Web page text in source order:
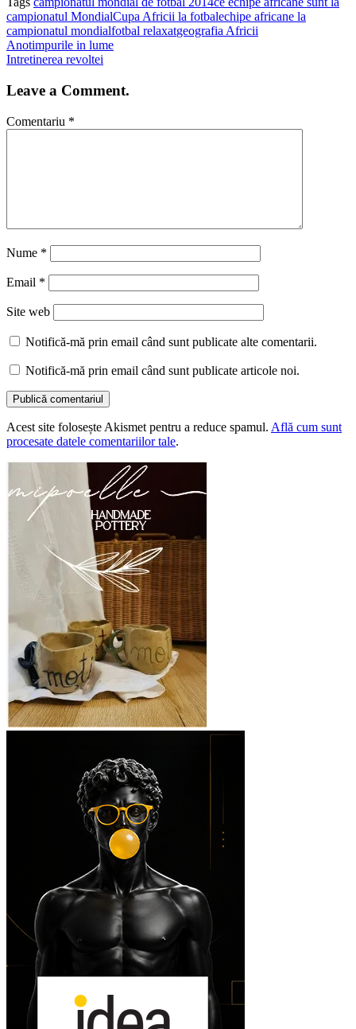
campionatul MondialCupa Africii la fotbalechipe africane la
campionatul mondialfotbal relaxatgeografia Africii
Anotimpurile in lume
Intretinerea revoltei
Leave a Comment.
Comentariu *
Nume *
Email *
Site web
Notifică-mă prin email când sunt publicate alte comentarii.
Notifică-mă prin email când sunt publicate articole noi.
Acest site folosește Akismet pentru a reduce spamul. Află cum sunt
procesate datele comentariilor tale.